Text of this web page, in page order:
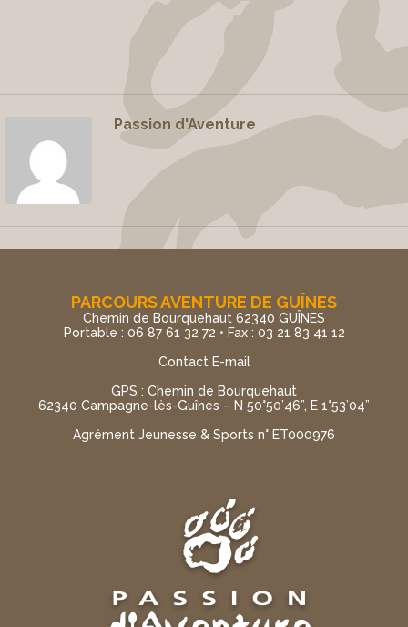
Passion d'Aventure
PARCOURS AVENTURE DE GUÎNES
Chemin de Bourquehaut 62340 GUÎNES
Portable : 06 87 61 32 72 • Fax : 03 21 83 41 12
Contact E-mail
GPS : Chemin de Bourquehaut
62340 Campagne-lès-Guînes – N 50°50’46”, E 1°53’04”
Agrément Jeunesse & Sports n° ET000976